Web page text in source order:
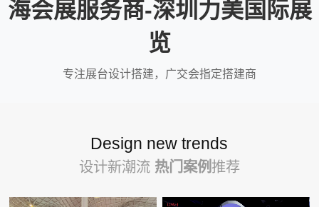
海会展服务商-深圳力美国际展
览
专注展台设计搭建，广交会指定搭建商
Design new trends
设计新潮流 热门案例 推荐